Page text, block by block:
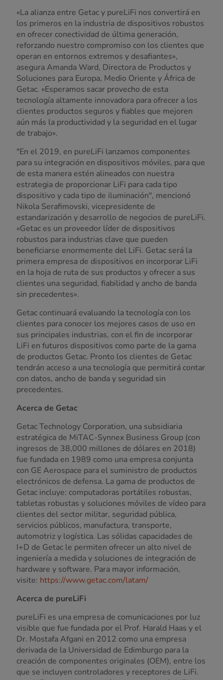
«La alianza entre Getac y pureLiFi nos convertirá en
los primeros en la industria de dispositivos robustos
en ofrecer conectividad de última generación,
reforzando nuestro compromiso con los clientes que
operan en entornos extremos y desafiantes»,
asegura Amanda Ward, Directora de Productos y
Soluciones para Europa, Medio Oriente y África de
Getac. «Esperamos sacar provecho de esta
tecnología altamente innovadora para ofrecer a los
clientes productos seguros y fiables que mejoren
aún más la productividad y la seguridad en el lugar
de trabajo».
"En el 2019, en pureLiFi lanzamos componentes
para su integración en dispositivos móviles, para que
de esta manera estén alineados con nuestra
estrategia de proporcionar LiFi para cada tipo
dispositivo y cada tipo de iluminación", mencionó
Nikola Serafimovski, vicepresidente de
estandarización y desarrollo de negocios de pureLiFi.
«Getac es un proveedor líder de dispositivos
robustos para industrias clave que pueden
beneficiarse enormemente del LiFi. Getac será la
primera empresa de dispositivos en incorporar LiFi
en la hoja de ruta de sus productos y ofrecer a sus
clientes una seguridad, fiabilidad y ancho de banda
sin precedentes».
Getac continuará evaluando la tecnología con los
clientes para conocer los mejores casos de uso en
sus principales industrias, con el fin de incorporar
LiFi en futuros dispositivos como parte de la gama
de productos Getac. Pronto los clientes de Getac
tendrán acceso a una tecnología que permitirá contar
con datos, ancho de banda y seguridad sin
precedentes.
Acerca de Getac
Getac Technology Corporation, una subsidiaria
estratégica de MiTAC-Synnex Business Group (con
ingresos de 38,000 millones de dólares en 2018)
fue fundada en 1989 como una empresa conjunta
con GE Aerospace para el suministro de productos
electrónicos de defensa. La gama de productos de
Getac incluye: computadoras portátiles robustas,
tabletas robustas y soluciones móviles de vídeo para
clientes del sector militar, seguridad pública,
servicios públicos, manufactura, transporte,
automotriz y logística. Las sólidas capacidades de
I+D de Getac le permiten ofrecer un alto nivel de
ingeniería a medida y soluciones de integración de
hardware y software. Para mayor información,
visite: https://www.getac.com/latam/
Acerca de pureLiFi
pureLiFi es una empresa de comunicaciones por luz
visible que fue fundada por el Prof. Harald Haas y el
Dr. Mostafa Afgani en 2012 como una empresa
derivada de la Universidad de Edimburgo para la
creación de componentes originales (OEM), entre los
que se incluyen controladores y receptores de LiFi.